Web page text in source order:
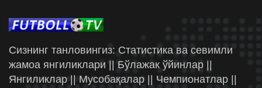
Сизнинг танловингиз: Статистика ва севимли
жамоа янгиликлари || Бўлажак ўйинлар ||
Янгиликлар || Мусобақалар || Чемпионатлар ||